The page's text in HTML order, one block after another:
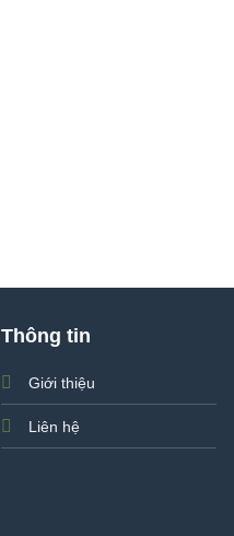
Thông tin
Giới thiệu
Liên hệ